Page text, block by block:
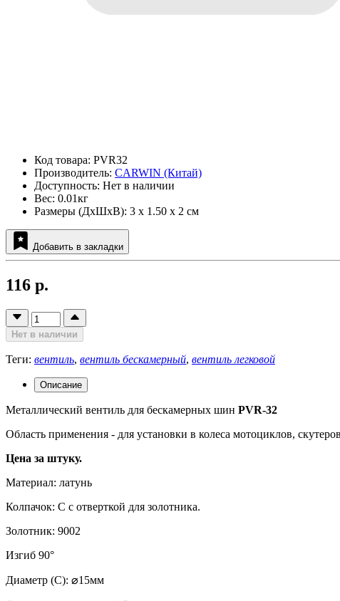
Код товара: PVR32
Производитель: CARWIN (Китай)
Доступность: Нет в наличии
Вес: 0.01кг
Размеры (ДxШxВ): 3 x 1.50 x 2 см
Добавить в закладки
116 р.
Нет в наличии
Теги: вентиль, вентиль бескамерный, вентиль легковой
Описание
Металлический вентиль для бескамерных шин PVR-32
Область применения - для установки в колеса мотоциклов,
Цена за штуку.
Материал: латунь
Колпачок: С с отверткой для золотника.
Золотник: 9002
Изгиб 90°
Диаметр (C): ⌀15мм